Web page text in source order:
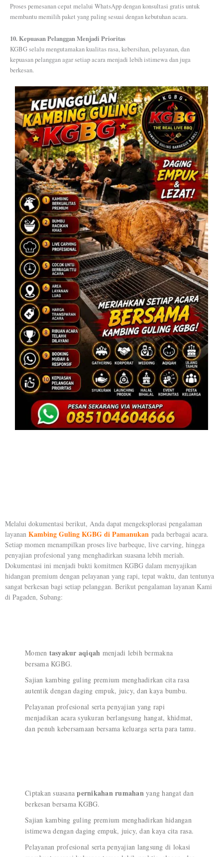
Proses pemesanan cepat melalui WhatsApp dengan konsultasi gratis untuk
membantu memilih paket yang paling sesuai dengan kebutuhan acara.
10. Kepuasan Pelanggan Menjadi Prioritas
KGBG selalu mengutamakan kualitas rasa, kebersihan, pelayanan, dan
kepuasan pelanggan agar setiap acara menjadi lebih istimewa dan juga
berkesan.
Melalui dokumentasi berikut, Anda dapat mengeksplorasi pengalaman
layanan Kambing Guling KGBG di Pamanukan pada berbagai acara.
Setiap momen menampilkan proses live barbeque, live carving, hingga
penyajian profesional yang menghadirkan suasana lebih meriah.
Dokumentasi ini menjadi bukti komitmen KGBG dalam menyajikan
hidangan premium dengan pelayanan yang rapi, tepat waktu, dan tentunya
sangat berkesan bagi setiap pelanggan. Berikut pengalaman layanan Kami
di Pagaden, Subang:
Momen tasyakur aqiqah menjadi lebih bermakna
bersama KGBG.
Sajian kambing guling premium menghadirkan cita rasa
autentik dengan daging empuk, juicy, dan kaya bumbu.
Pelayanan profesional serta penyajian yang rapi
menjadikan acara syukuran berlangsung hangat, khidmat,
dan penuh kebersamaan bersama keluarga serta para tamu.
Ciptakan suasanapernikahan rumahanyang hangat dan
berkesan bersama KGBG.
Sajian kambing guling premium menghadirkan hidangan
istimewa dengan daging empuk, juicy, dan kaya cita rasa.
Pelayanan profesional serta penyajian langsung di lokasi